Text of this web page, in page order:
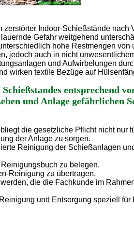
Indoor-Schießstände nach
Gefahr weitgehend
hohe Restmengen von
jedoch auch in nicht
und Aufwirbelungen
wirken textile Bezüge auf
entsprechend
und Anlage gefährlichen
die gesetzliche Pflicht nicht nur
der Anlage zu sorgen.
Reinigung der Schießanlagen
zu belegen.
Reinigung zu übertragen.
die die Fachkunde im
und Entsorgung speziell